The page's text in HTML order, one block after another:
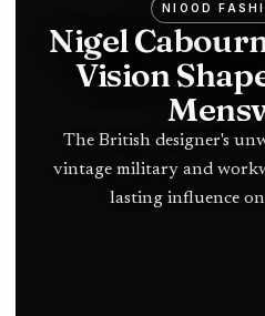
Boss in
luxury
push
NIOOD
Nigel
Vision
The British designer's
vintage military and
lasting influence